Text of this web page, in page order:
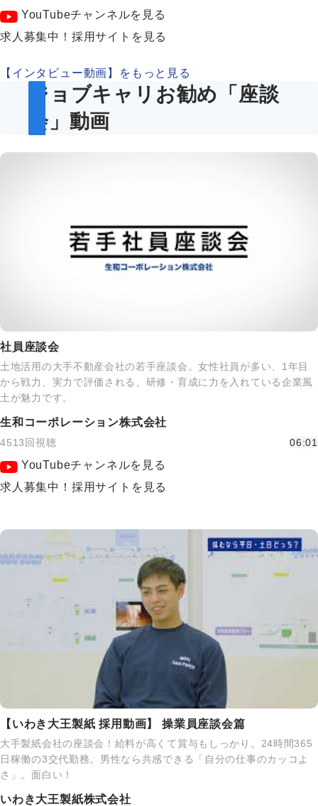
YouTubeチャンネルを見る
求人募集中！採用サイトを見る
【インタビュー動画】をもっと見る
ジョブキャリお勧め「座談
会」動画
社員座談会
土地活用の大手不動産会社の若手座談会。女性社員が多い、1年目
から戦力、実力で評価される、研修・育成に力を入れている企業風
土が魅力です。
生和コーポレーション株式会社
4513回視聴 06:01
YouTubeチャンネルを見る
求人募集中！採用サイトを見る
【いわき大王製紙 採用動画】 操業員座談会篇
大手製紙会社の座談会！給料が高くて賞与もしっかり。24時間365
日稼働の3交代勤務。男性なら共感できる「自分の仕事のカッコよ
さ」。面白い！
いわき大王製紙株式会社